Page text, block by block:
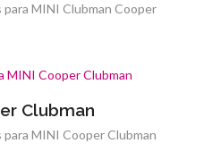
MINI Clubman Cooper
Clubman
MINI Cooper Clubman